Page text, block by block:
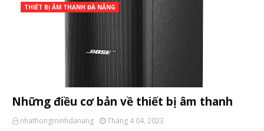
THIẾT BỊ ÂM THANH ĐÀ NẴNG
Những điều cơ bản về thiết bị âm thanh
nhathongminhdanang Tháng 4 04, 2023